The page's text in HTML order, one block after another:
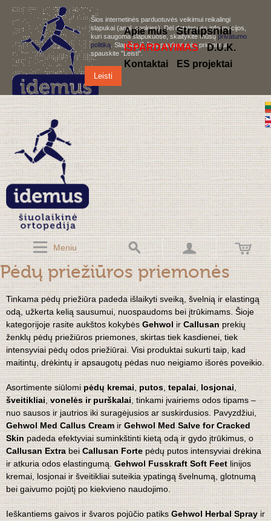
Šios internetinės parduotuvės veikimui reikalingi
slapukai (angl. cookies). Dėl detalesnės informacijos,
kuri saugoma slapukuose, skaitykite mūsųprivatumo
politiką . Slapukų iš šios parduotuvės priėmimui,
spauskite "Leisti".
Leisti
Meniu
Apie mus Straipsniai
IŠPARDAVIMAS
D.U.K.
Kontaktai
ES projektai
Pėdų priežiūros priemonės
Tinkama pėdų priežiūra padeda išlaikyti sveiką, švelnią ir elastingą
odą, užkerta kelią sausumui, nuospaudoms bei įtrūkimams. Šioje
kategorijoje rasite aukštos kokybėsGehwolirCallusan prekių
ženklų pėdų priežiūros priemones, skirtas tiek kasdienei, tiek
intensyviai pėdų odos priežiūrai. Visi produktai sukurti taip, kad
maitintų, drėkintų ir apsaugotų pėdas nuo neigiamo išorės poveikio.
Asortimente siūlomipėdų kremai,putos,tepalai,losjonai,
šveitikliai,vonelės ir purškalai, tinkami įvairiems odos tipams –
nuo sausos ir jautrios iki suragėjusios ar suskirdusios. Pavyzdžiui,
Gehwol Med Callus CreamirGehwol Med Salve for Cracked
Skinpadeda efektyviai suminkštinti kietą odą ir gydo įtrūkimus, o
Callusan ExtrabeiCallusan Fortepėdų putos intensyviai drėkina
ir atkuria odos elastingumą.Gehwol Fusskraft Soft Feetlinijos
kremai, losjonai ir šveitikliai suteikia ypatingą švelnumą, glotnumą
bei gaivumo pojūtį po kiekvieno naudojimo.
Ieškantiems gaivos ir švaros pojūčio patiksGehwol Herbal Sprayir